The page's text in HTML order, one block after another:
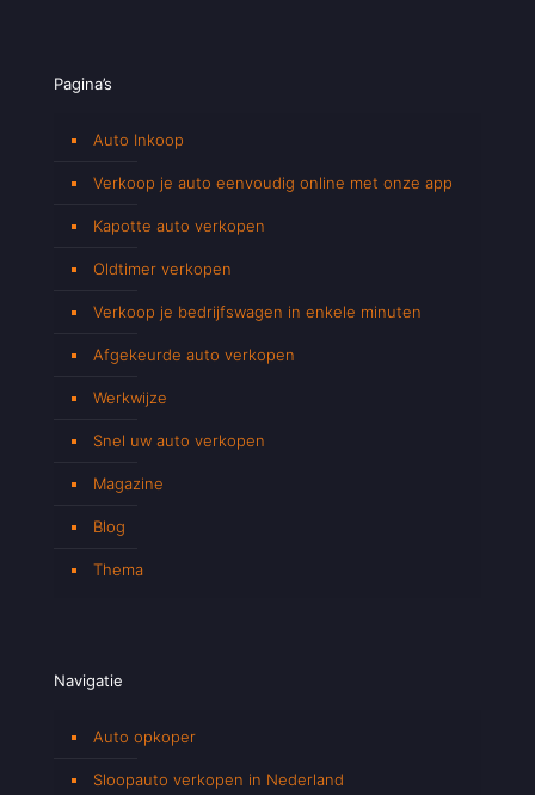
Pagina’s
Auto Inkoop
Verkoop je auto eenvoudig online met onze app
Kapotte auto verkopen
Oldtimer verkopen
Verkoop je bedrijfswagen in enkele minuten
Afgekeurde auto verkopen
Werkwijze
Snel uw auto verkopen
Magazine
Blog
Thema
Navigatie
Auto opkoper
Sloopauto verkopen in Nederland